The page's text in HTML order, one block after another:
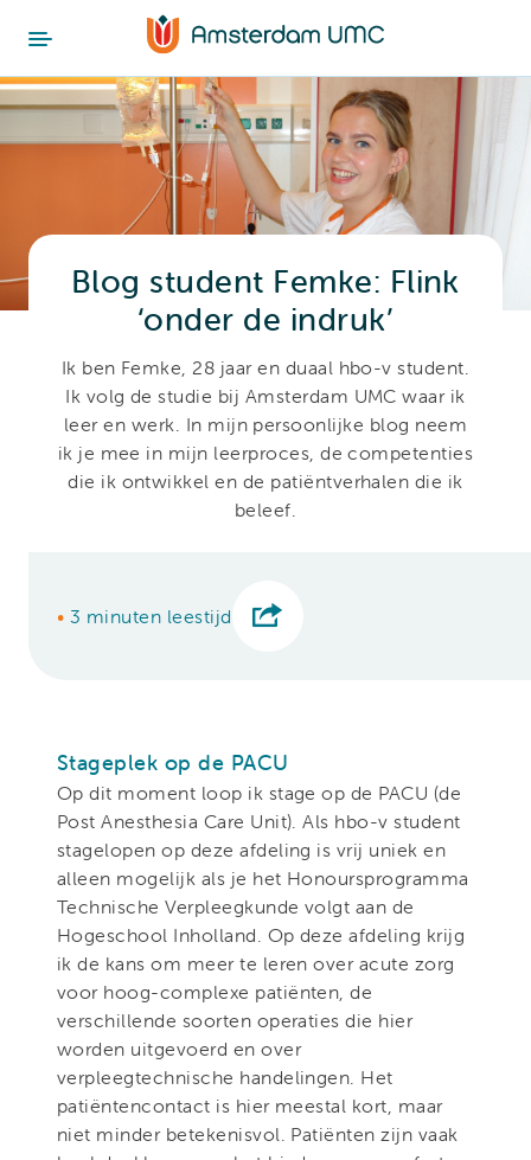
Blog student Femke: Flink
‘onder de indruk’
Ik ben Femke, 28 jaar en duaal hbo-v student.
Ik volg de studie bij Amsterdam UMC waar ik
leer en werk. In mijn persoonlijke blog neem
ik je mee in mijn leerproces, de competenties
die ik ontwikkel en de patiëntverhalen die ik
beleef.
• 3 minuten leestijd
Stageplek op de PACU
Op dit moment loop ik stage op de PACU (de
Post Anesthesia Care Unit). Als hbo-v student
stagelopen op deze afdeling is vrij uniek en
alleen mogelijk als je het Honoursprogramma
Technische Verpleegkunde volgt aan de
Hogeschool Inholland. Op deze afdeling krijg
ik de kans om meer te leren over acute zorg
voor hoog-complexe patiënten, de
verschillende soorten operaties die hier
worden uitgevoerd en over
verpleegtechnische handelingen. Het
patiëntencontact is hier meestal kort, maar
niet minder betekenisvol. Patiënten zijn vaak